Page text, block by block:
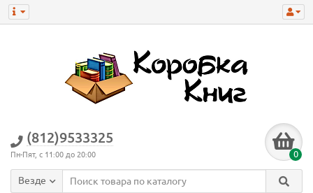
(812)9533325
Пн-Пят, с 11:00 до 20:00 0
Везде